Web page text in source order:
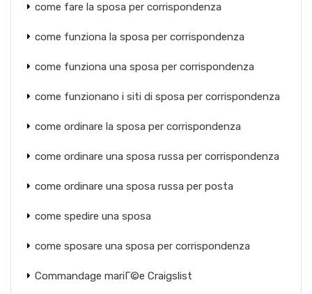
come fare la sposa per corrispondenza
come funziona la sposa per corrispondenza
come funziona una sposa per corrispondenza
come funzionano i siti di sposa per corrispondenza
come ordinare la sposa per corrispondenza
come ordinare una sposa russa per corrispondenza
come ordinare una sposa russa per posta
come spedire una sposa
come sposare una sposa per corrispondenza
Commandage mariГ©e Craigslist